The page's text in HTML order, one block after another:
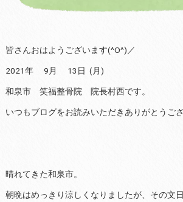
皆さんおはようございます(^O^)／
2021年 9月 13日 (月)
和泉市 笑福整骨院 院長村西です。
いつもブログをお読みいただきありがとうござ
晴れてきた和泉市。
朝晩はめっきり涼しくなりましたが、その文